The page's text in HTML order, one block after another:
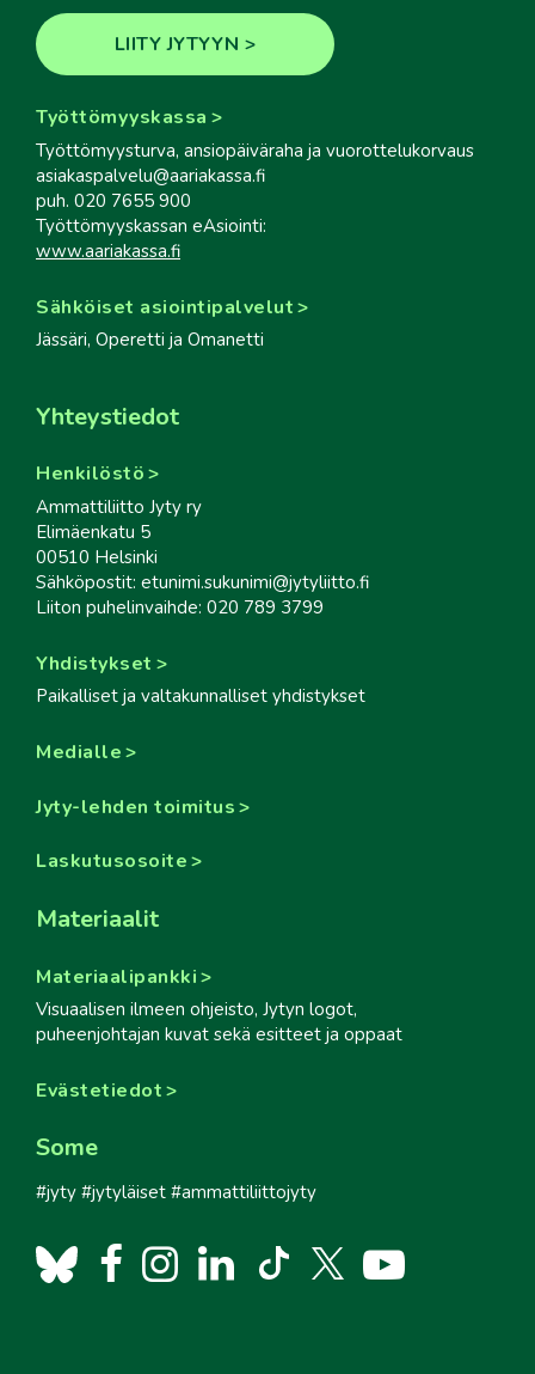
LIITY JYTYYN
Työttömyyskassa
Työttömyysturva, ansiopäiväraha ja vuorottelukorvaus
asiakaspalvelu@aariakassa.fi
puh. 020 7655 900
Työttömyyskassan eAsiointi:
www.aariakassa.fi
Sähköiset asiointipalvelut
Jässäri, Operetti ja Omanetti
Yhteystiedot
Henkilöstö
Ammattiliitto Jyty ry
Elimäenkatu 5
00510 Helsinki
Sähköpostit: etunimi.sukunimi@jytyliitto.fi
Liiton puhelinvaihde: 020 789 3799
Yhdistykset
Paikalliset ja valtakunnalliset yhdistykset
Medialle
Jyty-lehden toimitus
Laskutusosoite
Materiaalit
Materiaalipankki
Visuaalisen ilmeen ohjeisto, Jytyn logot,
puheenjohtajan kuvat sekä esitteet ja oppaat
Evästetiedot
Some
#jyty #jytyläiset #ammattiliittojyty